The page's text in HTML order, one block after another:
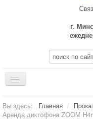
г.
Включить/
Главная
Прокат оборудования
Вы здесь: Главная /
Аренда диктофона ZOOM